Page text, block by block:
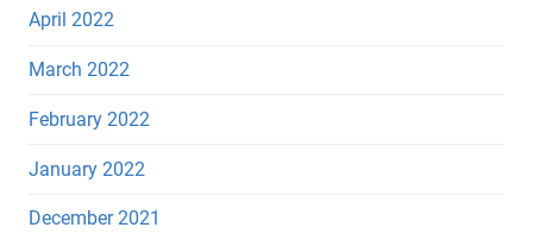
April 2022
March 2022
February 2022
January 2022
December 2021